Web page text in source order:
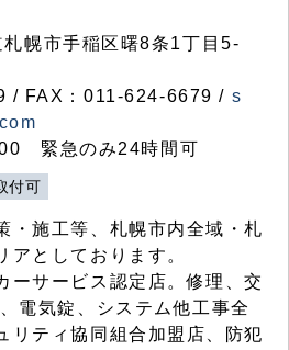
幌市手稲区曙8条1丁目5-
/ FAX：011-624-6679 / s
緊急のみ24時間可
付可
・施工等、札幌市内全域・札
アとしております。
ーサービス認定店。修理、交
電気錠、システム他工事全
リティ協同組合加盟店、防犯